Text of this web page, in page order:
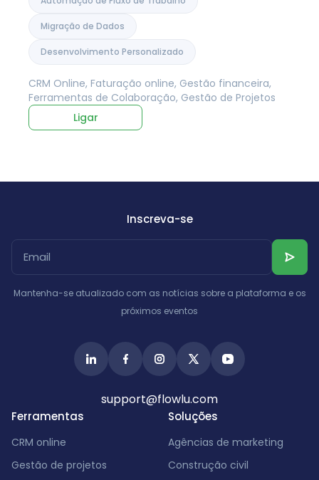
Migração de Dados
Desenvolvimento Personalizado
CRM Online, Faturação online, Gestão financeira,
Ferramentas de Colaboração, Gestão de Projetos
Ligar
Ferramentas
CRM online
Gestão de projetos
Soluções
Agências de marketing
Construção civil
Inscreva-se
Mantenha-se atualizado com as notícias sobre a plataforma e os
próximos eventos
support@flowlu.com